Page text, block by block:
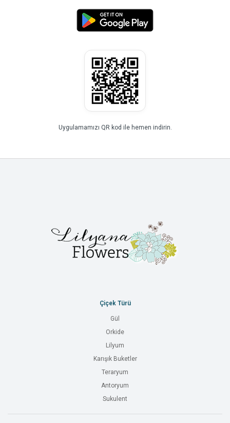
Uygulamamızı QR kod ile hemen indirin.
Çiçek Türü
Gül
Orkide
Lilyum
Karışık Buketler
Teraryum
Antoryum
Sukulent